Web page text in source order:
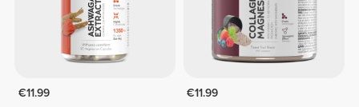
€11.99
€11.99